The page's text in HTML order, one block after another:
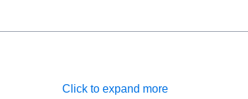
Click to expand more